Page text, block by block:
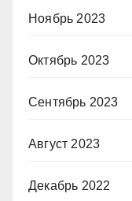
Ноябрь 2023
Октябрь 2023
Сентябрь 2023
Август 2023
Декабрь 2022